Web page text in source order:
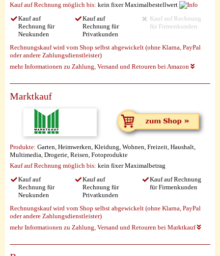
Kauf auf Rechnung möglich bis: kein fixer Maximalbestellwert
Kauf auf
Rechnung für
Neukunden
Kauf auf
Rechnung für
Privatkunden
Kauf auf Rechnung
für Firmenkunden
Rechnungskauf wird vom Shop selbst abgewickelt (ohne Klarna, PayPal
oder andere Zahlungsdienstleister)
mehr Informationen zu Zahlung, Versand und Retouren bei Amazon
Marktkauf
Produkte: Garten, Heimwerken, Kleidung, Wohnen, Freizeit, Haushalt,
Multimedia, Drogerie, Reisen, Fotoprodukte
Kauf auf Rechnung möglich bis: kein fixer Maximalbetrag
Kauf auf
Rechnung für
Neukunden
Kauf auf
Rechnung für
Privatkunden
Kauf auf Rechnung
für Firmenkunden
Rechnungskauf wird vom Shop selbst abgewickelt (ohne Klarna, PayPal
oder andere Zahlungsdienstleister)
mehr Informationen zu Zahlung, Versand und Retouren bei Marktkauf